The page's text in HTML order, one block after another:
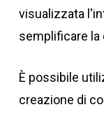
visualizzata
semplificare la
È possibile
creazione di